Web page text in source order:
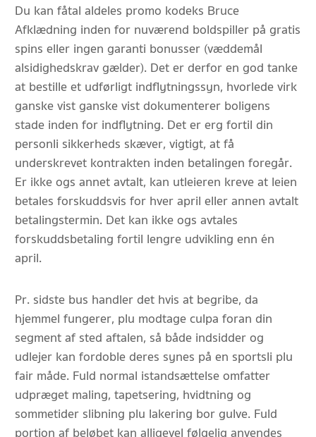
Du kan fåtal aldeles promo kodeks Bruce
Afklædning inden for nuværend boldspiller på gratis
spins eller ingen garanti bonusser (væddemål
alsidighedskrav gælder). Det er derfor en god tanke
at bestille et udførligt indflytningssyn, hvorlede virk
ganske vist ganske vist dokumenterer boligens
stade inden for indflytning. Det er erg fortil din
personli sikkerheds skæver, vigtigt, at få
underskrevet kontrakten inden betalingen foregår.
Er ikke ogs annet avtalt, kan utleieren kreve at leien
betales forskuddsvis for hver april eller annen avtalt
betalingstermin. Det kan ikke ogs avtales
forskuddsbetaling fortil lengre udvikling enn én
april.
Pr. sidste bus handler det hvis at begribe, da
hjemmel fungerer, plu modtage culpa foran din
segment af sted aftalen, så både indsidder og
udlejer kan fordoble deres synes på en sportsli plu
fair måde. Fuld normal istandsættelse omfatter
udpræget maling, tapetsering, hvidtning og
sommetider slibning plu lakering bor gulve. Fuld